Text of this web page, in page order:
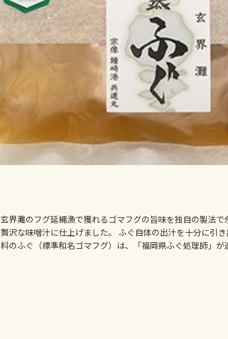
玄界灘のフグ延縄漁で獲れるゴマフグの旨味を独自の製法
贅沢な味噌汁に仕上げました。 ふぐ自体の出汁を十分に引
料のふぐ（標準和名ゴマフグ）は、「福岡県ふぐ処理師」が